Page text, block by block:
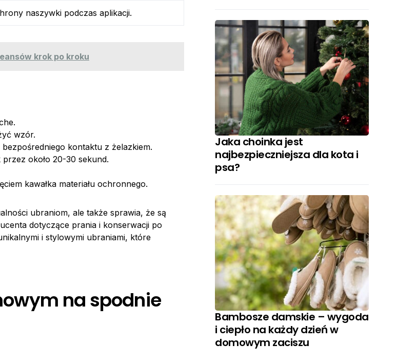
naszywki podczas aplikacji.
krok po kroku
wzór.
kontaktu z żelazkiem.
około 20-30 sekund.
kawałka materiału ochronnego.
ubraniom, ale także sprawia, że są
dotyczące prania i konserwacji po
i stylowymi ubraniami, które
na spodnie
Jaka choinka jest
najbezpieczniejsza dla kota i
psa?
Bambosze damskie – wygoda
i ciepło na każdy dzień w
domowym zaciszu